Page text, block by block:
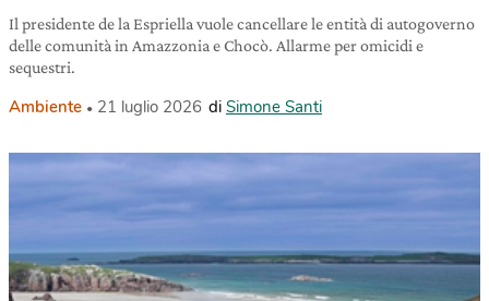
Il presidente de la Espriella vuole cancellare le entità di autogoverno
delle comunità in Amazzonia e Chocò. Allarme per omicidi e
sequestri.
Ambiente 21 luglio 2026 di Simone Santi